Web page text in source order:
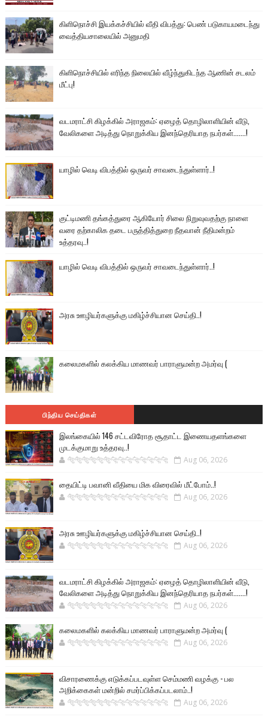
கிளிநொச்சி இயக்கச்சியில் வீதி விபத்து: பெண் படுகாயமடைந்து
வைத்தியசாலையில் அனுமதி
கிளிநொச்சியில் எரிந்த நிலையில் வீழ்ந்துகிடந்த ஆணின் சடலம்
மீட்பு!
வடமராட்சி கிழக்கில் அராஜகம்: ஏழைத் தொழிலாளியின் வீடு,
வேலிகளை அடித்து நொறுக்கிய இனந்தெரியாத நபர்கள்.......!
யாழில் வெடி விபத்தில் ஒருவர் சாவடைந்துள்ளார்..!
குட்டிமணி தங்கத்துரை ஆகியோர் சிலை நிறுவுவதற்கு நாளை
வரை தற்காலிக தடை பருத்தித்துறை நீதவான் நீதிமன்றம்
உத்தரவு..!
யாழில் வெடி விபத்தில் ஒருவர் சாவடைந்துள்ளார்..!
அரசு ஊழியர்களுக்கு மகிழ்ச்சியான செய்தி..!
கலைமகளில் கலக்கிய மாணவர் பாராளுமன்ற அமர்வு (
பிந்திய செய்திகள்
இலங்கையில் 146 சட்டவிரோத சூதாட்ட இணையதளங்களை
முடக்குமாறு உத்தரவு..!
🐅🐅🐅🐅🐅🐅🐆🐆🐆🐆🐆🐆🐆🐆 Aug 06, 2026
தையிட்டி பவானி வீதியை மிக விரைவில் மீட்போம்..!
🐅🐅🐅🐅🐅🐅🐆🐆🐆🐆🐆🐆🐆🐆 Aug 06, 2026
அரசு ஊழியர்களுக்கு மகிழ்ச்சியான செய்தி..!
🐅🐅🐅🐅🐅🐅🐆🐆🐆🐆🐆🐆🐆🐆 Aug 06, 2026
வடமராட்சி கிழக்கில் அராஜகம்: ஏழைத் தொழிலாளியின் வீடு,
வேலிகளை அடித்து நொறுக்கிய இனந்தெரியாத நபர்கள்.......!
🐅🐅🐅🐅🐅🐅🐆🐆🐆🐆🐆🐆🐆🐆 Aug 06, 2026
கலைமகளில் கலக்கிய மாணவர் பாராளுமன்ற அமர்வு (
🐅🐅🐅🐅🐅🐅🐆🐆🐆🐆🐆🐆🐆🐆 Aug 06, 2026
விசாரணைக்கு எடுக்கப்படவுள்ள செம்மணி வழக்கு - பல
அறிக்கைகள் மன்றில் சமர்ப்பிக்கப்படலாம்..!
🐅🐅🐅🐅🐅🐅🐆🐆🐆🐆🐆🐆🐆🐆 Aug 06, 2026